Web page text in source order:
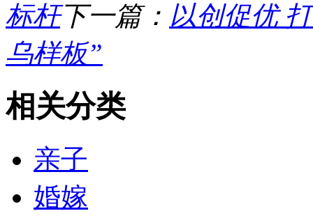
标杆下一篇： 以创促优
乌样板”
相关分类
亲子
婚嫁